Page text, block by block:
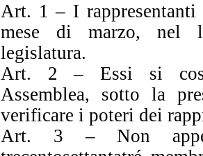
Art. 1 – I
mese di marzo, nel
legislatura.
Art. 2 – Essi si
Assemblea, sotto la
verificare i poteri dei
Art. 3 – Non